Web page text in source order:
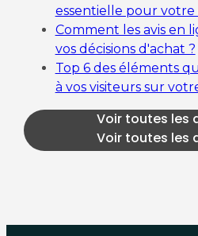
essentielle pour votre
Comment les avis en
vos décisions d'achat ?
Top 6 des éléments
à vos visiteurs sur
Voir toutes les
Voir toutes les